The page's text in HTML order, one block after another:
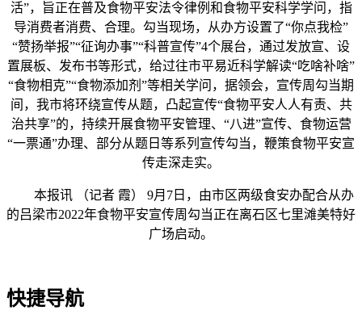
活”，旨正在普及食物平安法令律例和食物平安科学学问，指
导消费者消费、合理。勾当现场，从办方设置了“你点我检”
“赞扬举报”“征询办事”“科普宣传”4个展台，通过发放宣、设
置展板、发布书等形式，给过往市平易近科学解读“吃啥补啥”
“食物相克”“食物添加剂”等相关学问，据领会，宣传周勾当期
间，我市将环绕宣传从题，凸起宣传“食物平安人人有责、共
治共享”的，持续开展食物平安管理、“八进”宣传、食物运营
“一票通”办理、部分从题日等系列宣传勾当，鞭策食物平安宣
传走深走实。
本报讯 （记者 霞） 9月7日，由市区两级食安办配合从办
的吕梁市2022年食物平安宣传周勾当正在离石区七里滩美特好
广场启动。
快捷导航